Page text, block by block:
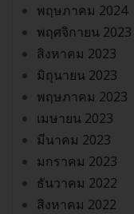
พฤษภาคม 2024
พฤศจิกายน 2023
สิงหาคม 2023
มิถุนายน 2023
พฤษภาคม 2023
เมษายน 2023
มีนาคม 2023
มกราคม 2023
ธันวาคม 2022
สิงหาคม 2022